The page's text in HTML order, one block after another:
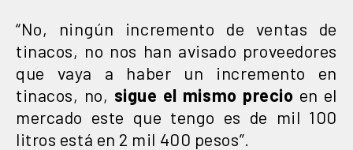
“No, ningún incremento de ventas de
tinacos, no nos han avisado proveedores
que vaya a haber un incremento en
tinacos, no, sigue el mismo precio en el
mercado este que tengo es de mil 100
litros está en 2 mil 400 pesos”.